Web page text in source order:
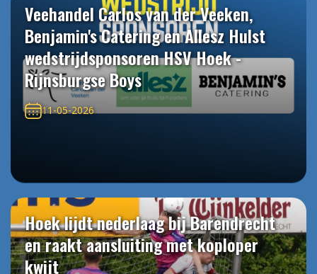
Veehandel Carlos van der Veeken,
Benjamin's Catering en Allesz Hulst
wedstrijdsponsoren HSV Hoek -
Rijnsburgse Boys
11-05-2026
Hoek lijdt nederlaag bij Barendrecht
en raakt aansluiting met koploper
kwijt